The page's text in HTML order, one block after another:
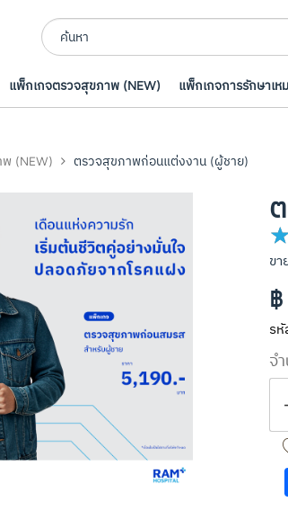
แพ็กเกจตรวจสุขภาพ (NEW) แพ็กเกจการรักษาเห
(NEW) ตรวจสุขภาพก่อนแต่งงาน (ผู้ชาย)
ขา
รหั
จ
-